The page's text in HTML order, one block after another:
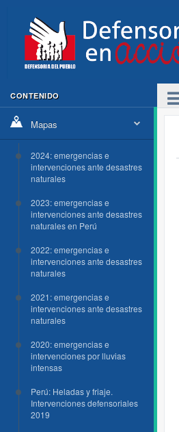
CONTENIDO
Mapas
2024: emergencias e
intervenciones ante desastres
naturales
2023: emergencias e
intervenciones ante desastres
naturales en Perú
2022: emergencias e
intervenciones ante desastres
naturales
2021: emergencias e
intervenciones ante desastres
naturales
2020: emergencias e
intervenciones por lluvias
intensas
Perú: Heladas y friaje.
Intervenciones defensoriales
2019